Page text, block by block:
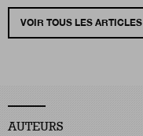
VOIR TOUS LES ARTICLES
AUTEURS